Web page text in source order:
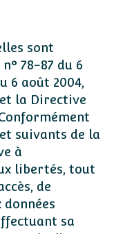
sont
78-87 du 6
6 août 2004,
et la Directive
suivants de la
à
libertés, tout
de
sa